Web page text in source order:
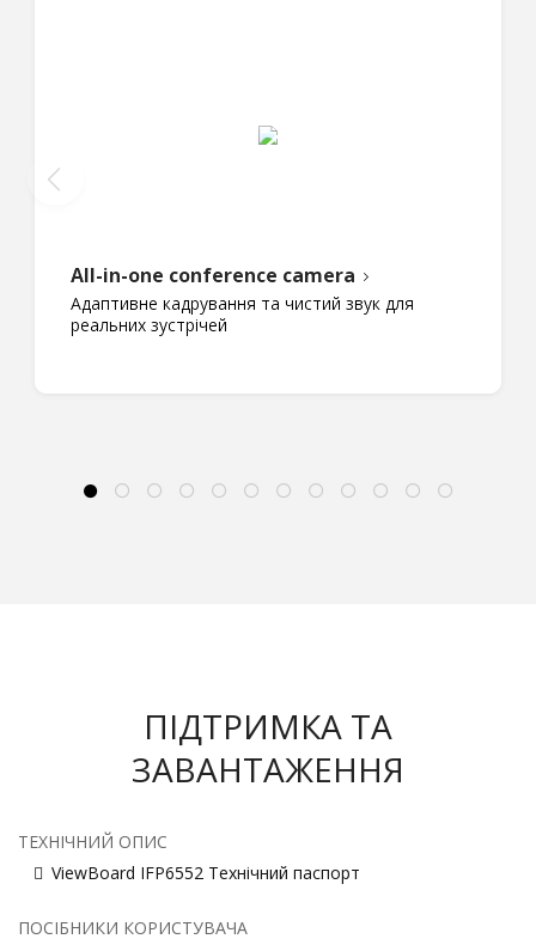
All-in-one conference camera
Адаптивне кадрування та чистий звук для
реальних зустрічей
ПІДТРИМКА ТА
ЗАВАНТАЖЕННЯ
ТЕХНІЧНИЙ ОПИС
ViewBoard IFP6552 Технічний паспорт
ПОСІБНИКИ КОРИСТУВАЧА